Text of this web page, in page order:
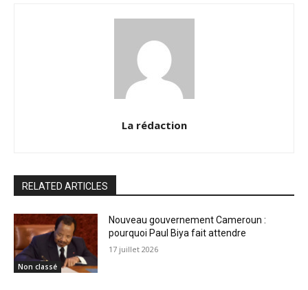
La rédaction
RELATED ARTICLES
Non classé
Nouveau gouvernement Cameroun :
pourquoi Paul Biya fait attendre
17 juillet 2026